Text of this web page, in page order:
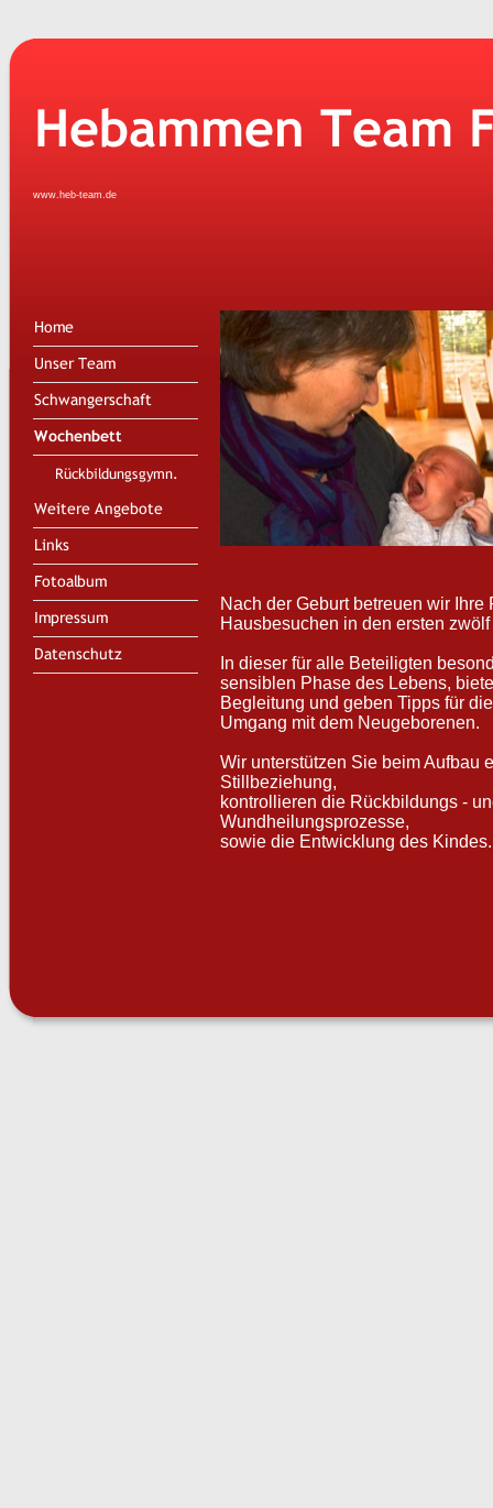
www.heb-team.de
Nach der Geburt betreuen wir Ihre
Hausbesuchen in den ersten
In dieser für alle Beteiligten
sensiblen Phase des Lebens,
Begleitung und geben Tipps für
Umgang mit dem Neugeborenen.
Wir unterstützen Sie beim Aufbau
Stillbeziehung,
kontrollieren die Rückbildungs -
Wundheilungsprozesse,
sowie die Entwicklung des